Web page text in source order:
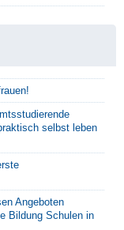
selbst leben
Angeboten
Bildung Schulen in